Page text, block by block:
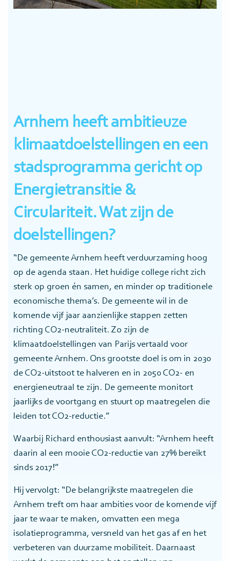
Arnhem heeft ambitieuze
klimaatdoelstellingen en een
stadsprogramma gericht op
Energietransitie &
Circulariteit. Wat zijn de
doelstellingen?
“De gemeente Arnhem heeft verduurzaming hoog
op de agenda staan. Het huidige college richt zich
sterk op groen én samen, en minder op traditionele
economische thema’s. De gemeente wil in de
komende vijf jaar aanzienlijke stappen zetten
richting CO2-neutraliteit. Zo zijn de
klimaatdoelstellingen van Parijs vertaald voor
gemeente Arnhem. Ons grootste doel is om in 2030
de CO2-uitstoot te halveren en in 2050 CO2- en
energieneutraal te zijn. De gemeente monitort
jaarlijks de voortgang en stuurt op maatregelen die
leiden tot CO2-reductie.”
Waarbij Richard enthousiast aanvult: “Arnhem heeft
daarin al een mooie CO2-reductie van 27% bereikt
sinds 2017!”
Hij vervolgt: “De belangrijkste maatregelen die
Arnhem treft om haar ambities voor de komende vijf
jaar te waar te maken, omvatten een mega
isolatieprogramma, versneld van het gas af en het
verbeteren van duurzame mobiliteit. Daarnaast